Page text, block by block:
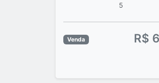
5
Venda R$